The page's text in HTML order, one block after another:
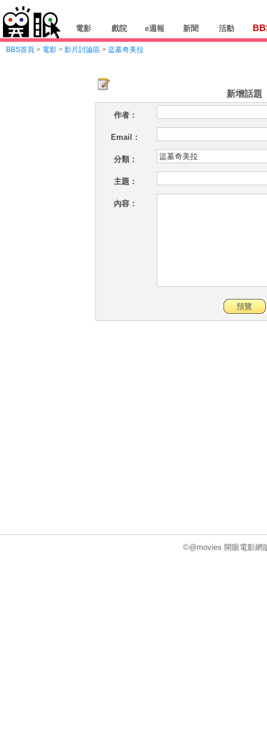
電影 戲院 e週報 新聞 活動
BBS首頁 > 電影 > 影片討論區 > 盜墓奇美拉
新增話題
作者：
Email：
分類：
主題：
內容：
©@movies 開眼電影網